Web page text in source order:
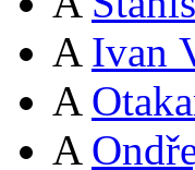
A Ivan
A
A